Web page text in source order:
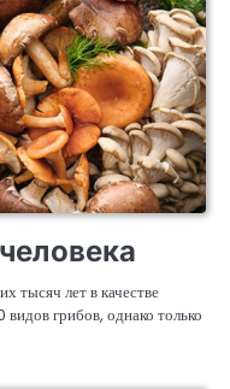
тысяч лет в качестве
грибов, однако только